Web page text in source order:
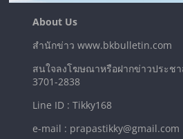
About Us
สำนักข่าว www.bkbulletin.com
สนใจลงโฆษณาหรือฝากข่าวประช
3701-2838
Line ID : Tikky168
e-mail : prapastikky@gmail.com